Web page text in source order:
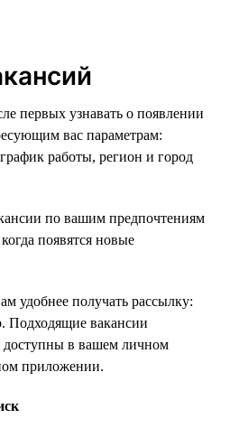
первых узнавать о появлении
вас параметрам:
работы, регион и город
по вашим предпочтениям
появятся новые
удобнее получать рассылку:
Подходящие вакансии
доступны в вашем личном
приложении.